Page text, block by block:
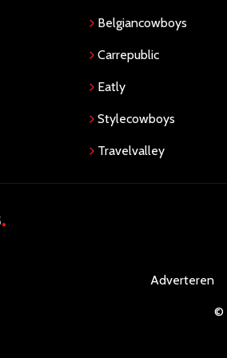
Belgiancowboys
Carrepublic
Eatly
Stylecowboys
Travelvalley
Adverteren
©